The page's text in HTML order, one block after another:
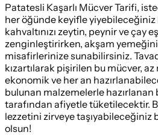
Patatesli Kaşarlı Mücver Tarifi,
her öğünde keyifle yiyebileceğiniz
kahvaltınızı zeytin, peynir ve çay
zenginleştirirken, akşam
misafirlerinize sunabilirsiniz.
kızartılarak pişirilen bu mücver,
ekonomik ve her an
bulunan malzemelerle hazırlanan
tarafından afiyetle tüketilecektir.
lezzetini zirveye
olsun!